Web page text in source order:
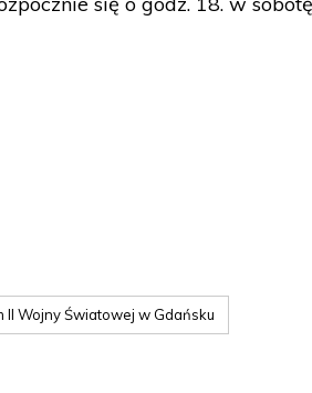
II Wojny Światowej w Gdańsku